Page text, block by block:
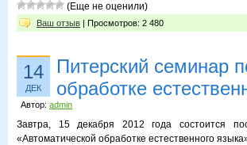
(Еще не оценили)
Ваш отзыв | Просмотров: 2 480
14
ДЕК
Питерский семинар
обработке
Автор: admin
Завтра, 15 декабря 2012 года состоится
«Автоматической обработке естественного